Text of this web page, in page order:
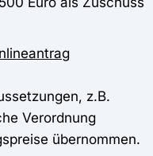
z.B.
Verordnung
übernommen.